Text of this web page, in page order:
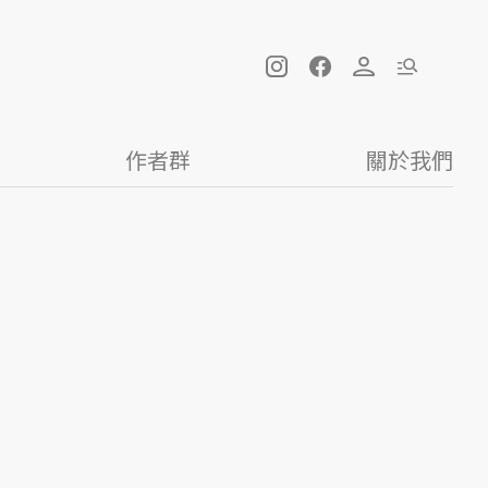
作者群 關於我們